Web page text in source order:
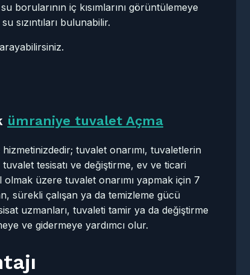
su borularının iç kısımlarını görüntülemeye
sızıntıları bulunabilir.
ümraniye tuvalet Açma
tuvalet onarımı, tuvaletlerin
tesisatı ve değiştirme, ev ve ticari
olmak üzere tuvalet onarımı yapmak için 7
sürekli çalışan ya da temizleme gücü
uzmanları, tuvaleti tamir ya da değiştirme
ve gidermeye yardımcı olur.